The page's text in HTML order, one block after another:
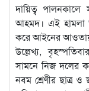
দায়িত্ব পালনকালে
আহমদ। এই হামলা
করে আইনের আওতায়
উল্লেখ্য,
সামনে নিজ দলের
নবম শ্রেণীর ছাত্র